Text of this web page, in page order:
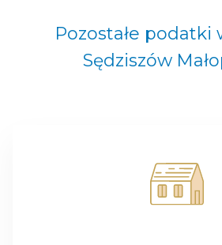
Pozostałe
Sędziszów